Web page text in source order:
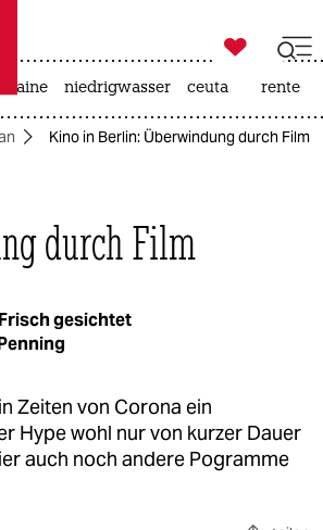
taz zahl ich
taz zahl ich

taz zahl ich
niedrigwasser ceuta rente
Kino in Berlin: Überwindung durch Film
durch Film
Frisch gesichtet
Zeiten von Corona ein
Hype wohl nur von kurzer Dauer
auch noch andere Pogramme